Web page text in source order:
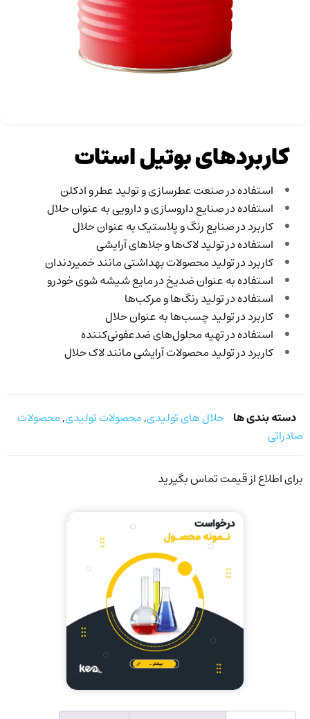
کاربردهای بوتیل استات
استفاده در صنعت عطرسازی و تولید عطر و ادکلن
استفاده در صنایع داروسازی و دارویی به عنوان حلال
کاربرد در صنایع رنگ و پلاستیک به عنوان حلال
استفاده در تولید لاک‌ها و جلاهای آرایشی
کاربرد در تولید محصولات بهداشتی مانند خمیردندان
استفاده به عنوان ضدیخ در مایع شیشه شوی خودرو
استفاده در تولید رنگ‌ها و مرکب‌ها
کاربرد در تولید چسب‌ها به عنوان حلال
استفاده در تهیه محلول‌های ضدعفونی‌کننده
کاربرد در تولید محصولات آرایشی مانند لاک حلال
دسته بندی ها حلال های تولیدی,محصولات تولیدی,محصولات
صادراتی
برای اطلاع از قیمت تماس بگیرید